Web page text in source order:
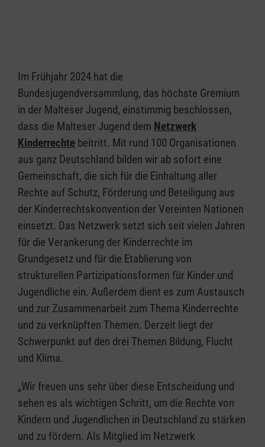
Im Frühjahr 2024 hat die
Bundesjugendversammlung, das höchste Gremium
in der Malteser Jugend, einstimmig beschlossen,
dass die Malteser Jugend dem Netzwerk
Kinderrechte beitritt. Mit rund 100 Organisationen
aus ganz Deutschland bilden wir ab sofort eine
Gemeinschaft, die sich für die Einhaltung aller
Rechte auf Schutz, Förderung und Beteiligung aus
der Kinderrechtskonvention der Vereinten Nationen
einsetzt. Das Netzwerk setzt sich seit vielen Jahren
für die Verankerung der Kinderrechte im
Grundgesetz und für die Etablierung von
strukturellen Partizipationsformen für Kinder und
Jugendliche ein. Außerdem dient es zum Austausch
und zur Zusammenarbeit zum Thema Kinderrechte
und zu verknüpften Themen. Derzeit liegt der
Schwerpunkt auf den drei Themen Bildung, Flucht
und Klima.
„Wir freuen uns sehr über diese Entscheidung und
sehen es als wichtigen Schritt, um die Rechte von
Kindern und Jugendlichen in Deutschland zu stärken
und zu fördern. Als Mitglied im Netzwerk